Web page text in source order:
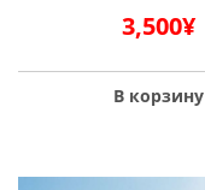
3,500¥
В корзину